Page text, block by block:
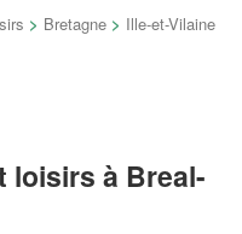
> Bretagne > Ille-et-Vilaine
loisirs à Breal-